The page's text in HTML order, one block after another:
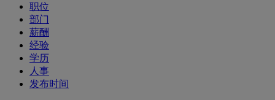
职位
部门
薪酬
经验
学历
人事
发布时间